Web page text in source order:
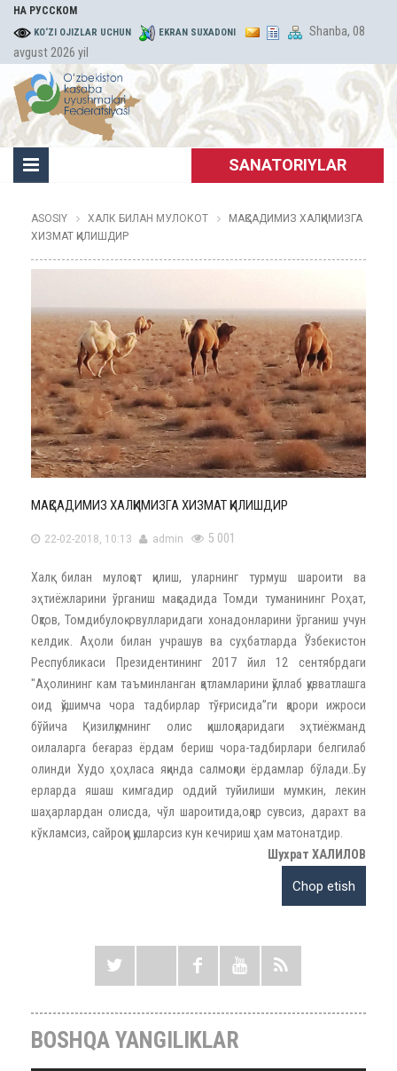
НА РУССКОМ
KO‘ZI OJIZLAR UCHUN EKRAN SUXADONI
Shanba, 08
avgust 2026 yil
SANATORIYLAR
ASOSIY ХАЛК БИЛАН МУЛОКОТ
МАҚСАДИМИЗ ХАЛҚИМИЗГА
ХИЗМАТ ҚИЛИШДИР
МАҚСАДИМИЗ ХАЛҚИМИЗГА ХИЗМАТ ҚИЛИШДИР
22-02-2018, 10:13 admin 5 001
Халқ билан мулоқот қилиш, уларнинг турмуш шароити ва
эҳтиёжларини ўрганиш мақсадида Томди туманининг Роҳат,
Оқтов, Томдибулоқ овулларидаги хонадонларини ўрганиш учун
келдик. Аҳоли билан учрашув ва суҳбатларда Ўзбекистон
Республикаси Президентининг 2017 йил 12 сентябрдаги
"Аҳолининг кам таъминланган қатламларини қўллаб қувватлашга
оид қўшимча чора тадбирлар тўғрисида”ги қарори ижроси
бўйича Қизилқумнинг олис қишлоқларидаги эҳтиёжманд
оилаларга беғараз ёрдам бериш чора-тадбирлари белгилаб
олинди Худо ҳоҳласа яқинда салмоқли ёрдамлар бўлади..Бу
ерларда яшаш кимгадир оддий туйилиши мумкин, лекин
шаҳарлардан олисда, чўл шароитида,оқар сувсиз, дарахт ва
кўкламсиз, сайроқи қушларсиз кун кечириш ҳам матонатдир.
Шухрат ХАЛИЛОВ
BOSHQA YANGILIKLAR